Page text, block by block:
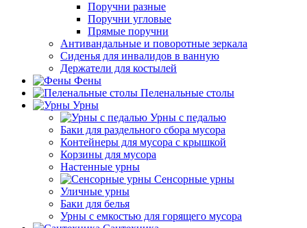
Поручни разные
Поручни угловые
Прямые поручни
Антивандальные и поворотные зеркала
Сиденья для инвалидов в ванную
Держатели для костылей
Фены
Пеленальные столы
Урны
Урны с педалью
Баки для раздельного сбора мусора
Контейнеры для мусора с крышкой
Корзины для мусора
Настенные урны
Сенсорные урны
Уличные урны
Баки для белья
Урны с емкостью для горящего мусора